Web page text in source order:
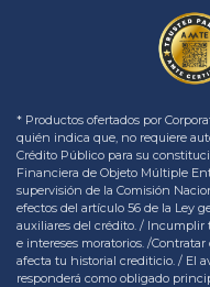
* Productos ofertados por
quién indica que, no requiere
Crédito Público para su
Financiera de Objeto Múltiple
supervisión de la Comisión
efectos del artículo 56 de la Ley
auxiliares del crédito. / Incumplir
e intereses moratorios. /
afecta tu historial crediticio. / El
responderá como obligado